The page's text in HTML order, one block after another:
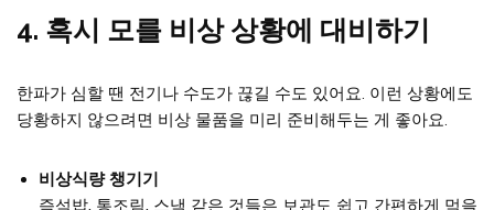
4. 혹시 모를 비상 상황에 대비하기
한파가 심할 땐 전기나 수도가 끊길 수도 있어요. 이런 상황에도
당황하지 않으려면 비상 물품을 미리 준비해두는 게 좋아요.
비상식량 챙기기
즉석밥, 통조림, 스낵 같은 것들은 보관도 쉽고 간편하게 먹을